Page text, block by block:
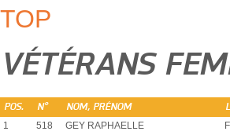
TOP
VÉTÉRANS
POS. N° NOM, PRÉNOM
1 518 GEY RAPHAELLE